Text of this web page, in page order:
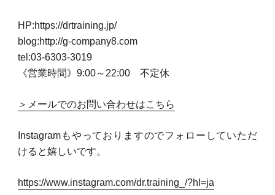
HP:https://drtraining.jp/
blog:http://g-company8.com
tel:03-6303-3019
《営業時間》9:00～22:00 不定休
＞メールでのお問い合わせはこちら
Instagramもやっておりますのでフォローしていただ
けると嬉しいです。
https://www.instagram.com/dr.training_/?hl=ja